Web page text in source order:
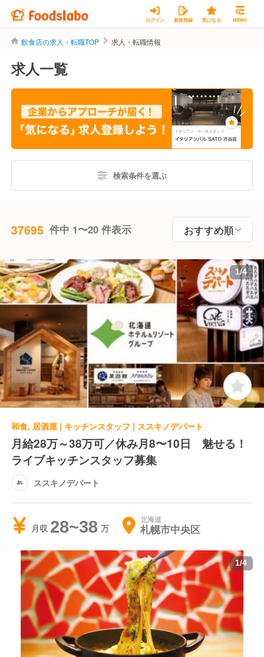
ログイン 新規登録 気になる MENU
飲食店の求人・転職TOP 求人・転職情報
求人一覧
検索条件を選ぶ
37695 件中 1〜20 件表示
1/4
和食, 居酒屋 | キッチンスタッフ | ススキノデパート
月給28万～38万可／休み月8〜10日 魅せる！
ライブキッチンスタッフ募集
ススキノデパート
月収 28~38 北海道
札幌市中央区
1/4